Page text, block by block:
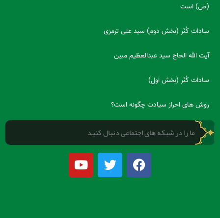
(ص) است
سادات کُنَر (بخش دوم) سید علی ترمزی
آیت الله الحاج سید عبدالعظیم مبین
سادات کُنَر (بخش اول)
روش های احراز سیادت چگونه است؟
ما را در شبکه های اجتماعی دنبال کنید
F
a
c
T
w
i
Y
o
u